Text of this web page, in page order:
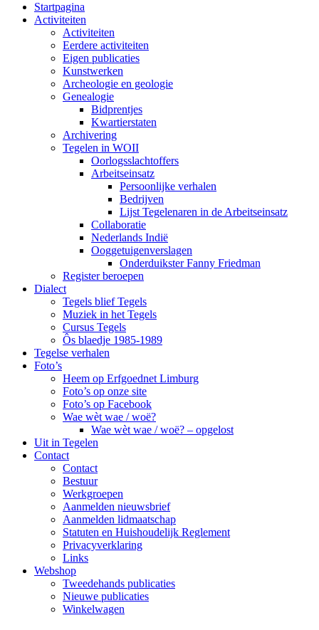
Startpagina
Activiteiten
Activiteiten
Eerdere activiteiten
Eigen publicaties
Kunstwerken
Archeologie en geologie
Genealogie
Bidprentjes
Kwartierstaten
Archivering
Tegelen in WOII
Oorlogsslachtoffers
Arbeitseinsatz
Persoonlijke verhalen
Bedrijven
Lijst Tegelenaren in de Arbeitseinsatz
Collaboratie
Nederlands Indië
Ooggetuigenverslagen
Onderduikster Fanny Friedman
Register beroepen
Dialect
Tegels blief Tegels
Muziek in het Tegels
Cursus Tegels
Ôs blaedje 1985-1989
Tegelse verhalen
Foto’s
Heem op Erfgoednet Limburg
Foto’s op onze site
Foto’s op Facebook
Wae wèt wae / woë?
Wae wèt wae / woë? – opgelost
Uit in Tegelen
Contact
Contact
Bestuur
Werkgroepen
Aanmelden nieuwsbrief
Aanmelden lidmaatschap
Statuten en Huishoudelijk Reglement
Privacyverklaring
Links
Webshop
Tweedehands publicaties
Nieuwe publicaties
Winkelwagen